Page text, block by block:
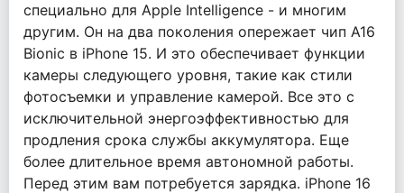
специально для Apple Intelligence - и многим
другим. Он на два поколения опережает чип A16
Bionic в iPhone 15. И это обеспечивает функции
камеры следующего уровня, такие как стили
фотосъемки и управление камерой. Все это с
исключительной энергоэффективностью для
продления срока службы аккумулятора. Еще
более длительное время автономной работы.
Перед этим вам потребуется зарядка. iPhone 16